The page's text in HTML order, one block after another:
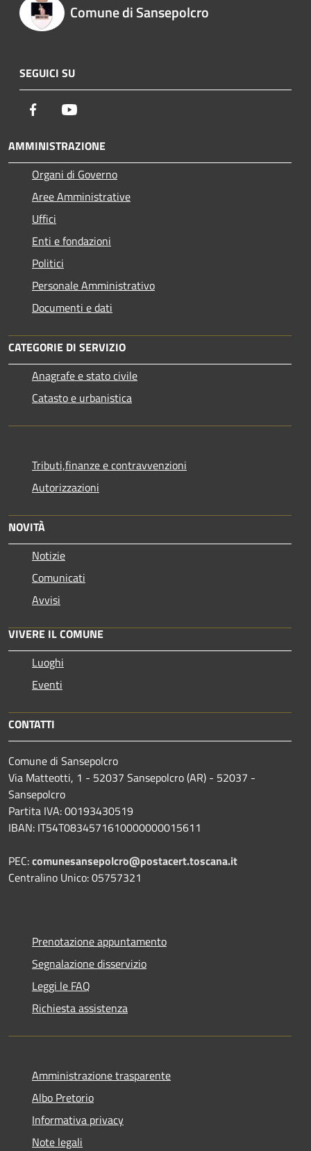
Comune di Sansepolcro
SEGUICI SU
Facebook
AMMINISTRAZIONE
Organi di Governo
Aree Amministrative
Uffici
Enti e fondazioni
Politici
Personale Amministrativo
Documenti e dati
CATEGORIE DI SERVIZIO
Anagrafe e stato civile
Catasto e urbanistica
Tributi,finanze e contravvenzioni
Autorizzazioni
NOVITÀ
Notizie
Comunicati
Avvisi
VIVERE IL COMUNE
Luoghi
Eventi
CONTATTI
Comune di Sansepolcro
Via Matteotti, 1 - 52037 Sansepolcro (AR) - 52037 -
Sansepolcro
Partita IVA: 00193430519
IBAN: IT54T0834571610000000015611
PEC:comunesansepolcro@postacert.toscana.it
Centralino Unico: 05757321
Prenotazione appuntamento
Segnalazione disservizio
Leggi le FAQ
Richiesta assistenza
Amministrazione trasparente
Albo Pretorio
Informativa privacy
Note legali